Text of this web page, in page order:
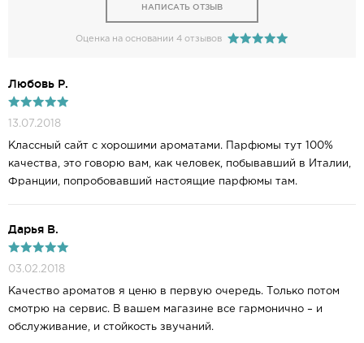
НАПИСАТЬ ОТЗЫВ
Оценка на основании 4 отзывов
Любовь Р.
13.07.2018
Классный сайт с хорошими ароматами. Парфюмы тут 100%
качества, это говорю вам, как человек, побывавший в Италии,
Франции, попробовавший настоящие парфюмы там.
Дарья В.
03.02.2018
Качество ароматов я ценю в первую очередь. Только потом
смотрю на сервис. В вашем магазине все гармонично – и
обслуживание, и стойкость звучаний.